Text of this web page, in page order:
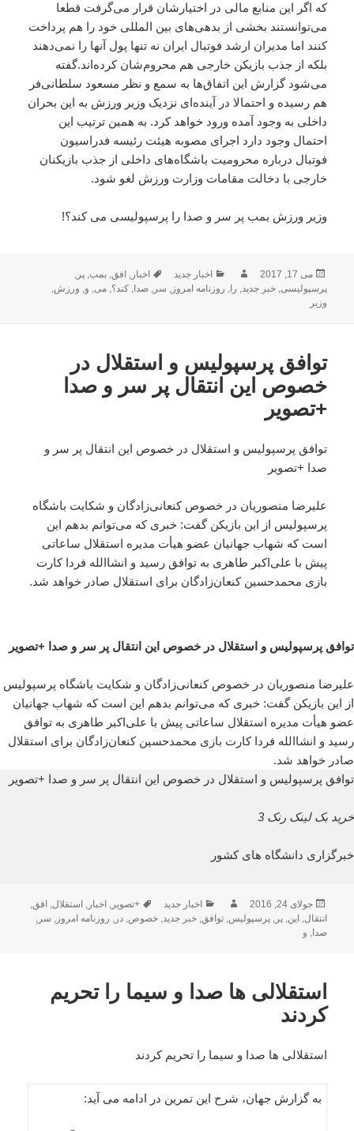
که اگر این منابع مالی در اختیارشان قرار می‌گرفت قطعا
می‌توانستند بخشی از بدهی‌های بین المللی خود را هم پرداخت
کنند اما مدیران ارشد فوتبال ایران نه تنها پول آنها را نمی‌دهند
بلکه از جذب بازیکن خارجی هم محروم‌شان کرده‌اند.گفته
می‌شود گزارش این اتفاق‌ها به سمع و نظر مسعود سلطانی‌فر
هم رسیده و احتمالا در آینده‌ای نزدیک وزیر ورزش به این بحران
داخلی به وجود آمده ورود خواهد کرد. به همین ترتیب این
احتمال وجود دارد اجرای مصوبه هیئت رئیسه فدراسیون
فوتبال درباره محرومیت باشگاه‌های داخلی از جذب بازیکنان
خارجی با دخالت مقامات وزارت ورزش لغو شود.
وزیر ورزش بمب پر سر و صدا را پرسپولیسی می کند؟!
ارسال
شده
در
می 17, 2017 نویسندهدسته‌ها
اخبار جدید برچسب‌ها
اخبار, افق,بمب,پر,
پرسپولیسی,خبر جدید, را, روزنامه امروز, سر,صدا,کند؟,می, و, ورزش,
وزیر
توافق پرسپولیس و استقلال در
خصوص این انتقال پر سر و صدا
+تصویر
توافق پرسپولیس و استقلال در خصوص این انتقال پر سر و
صدا +تصویر
علیرضا منصوریان در خصوص کنعانی‌زادگان و شکایت باشگاه
پرسپولیس از این بازیکن گفت: خبری که می‌توانم بدهم این
است که شهاب جهانیان عضو هیأت مدیره استقلال ساعاتی
پیش با علی‌اکبر طاهری به توافق رسید و انشاالله فردا کارت
بازی محمدحسین کنعان‌زادگان برای استقلال صادر خواهد شد.
توافق پرسپولیس و استقلال در خصوص این انتقال پر سر و صدا +تصویر
علیرضا منصوریان در خصوص کنعانی‌زادگان و شکایت باشگاه پرسپولیس
از این بازیکن گفت: خبری که می‌توانم بدهم این است که شهاب جهانیان
عضو هیأت مدیره استقلال ساعاتی پیش با علی‌اکبر طاهری به توافق
رسید و انشاالله فردا کارت بازی محمدحسین کنعان‌زادگان برای استقلال
صادر خواهد شد.
توافق پرسپولیس و استقلال در خصوص این انتقال پر سر و صدا +تصویر
خرید بک لینک رنک 3
خبرگزاری دانشگاه های کشور
ارسال
شده
در
جولای 24, 2016 نویسندهدسته‌ها
اخبار جدید برچسب‌ها
+تصویر, اخبار, استقلال, افق,
انتقال, این,پر,پرسپولیس,توافق,خبر جدید,خصوص,در, روزنامه امروز, سر,
صدا, و
استقلالی ها صدا و سیما را تحریم
کردند
استقلالی ها صدا و سیما را تحریم کردند
به گزارش جهان، شرح این تمرین در ادامه می آید: